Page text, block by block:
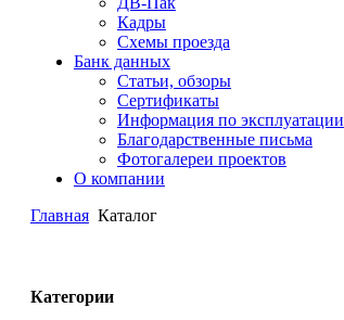
Кадры
Схемы проезда
Банк данных
Статьи, обзоры
Сертификаты
Информация по эксплуатации
Благодарственные письма
Фотогалереи проектов
О компании
Главная Каталог
Категории